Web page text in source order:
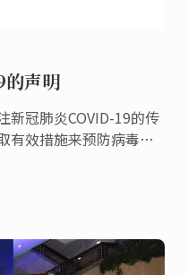
声明
新冠肺炎COVID-19的传
有效措施来预防病毒的